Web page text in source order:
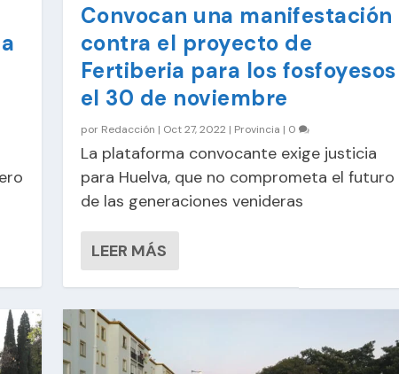
Convocan una manifestación
contra el proyecto de
Fertiberia para los fosfoyesos
el 30 de noviembre
por Redacción | Oct 27, 2022 | Provincia | 0
La plataforma convocante exige justicia
para Huelva, que no comprometa el futuro
de las generaciones venideras
LEER MÁS